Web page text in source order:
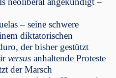
– seine schwere
diktatorischen
der bisher gestützt
versus anhaltende Proteste
der Marsch